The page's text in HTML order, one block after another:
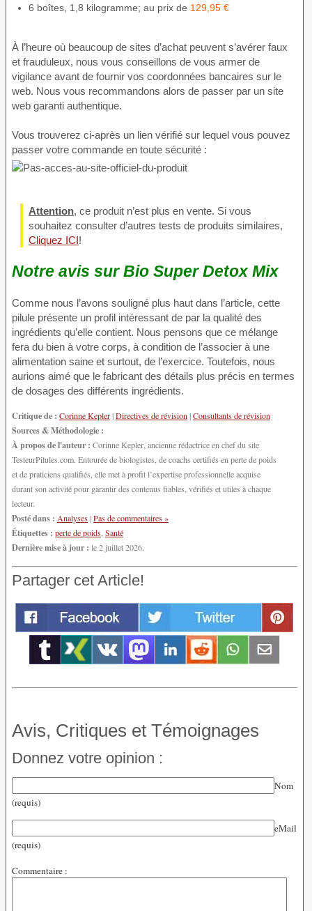
6 boîtes, 1,8 kilogramme; au prix de 129,95 €
À l’heure où beaucoup de sites d’achat peuvent s’avérer faux
et frauduleux, nous vous conseillons de vous armer de
vigilance avant de fournir vos coordonnées bancaires sur le
web. Nous vous recommandons alors de passer par un site
web garanti authentique.
Vous trouverez ci-après un lien vérifié sur lequel vous pouvez
passer votre commande en toute sécurité :
Attention, ce produit n’est plus en vente. Si vous
souhaitez consulter d’autres tests de produits similaires,
Cliquez ICI!
Notre avis sur Bio Super Detox Mix
Comme nous l’avons souligné plus haut dans l’article, cette
pilule présente un profil intéressant de par la qualité des
ingrédients qu’elle contient. Nous pensons que ce mélange
fera du bien à votre corps, à condition de l’associer à une
alimentation saine et surtout, de l’exercice. Toutefois, nous
aurions aimé que le fabricant des détails plus précis en termes
de dosages des différents ingrédients.
Critique de : Corinne Kepler|Directives de révision|Consultants de révision
Sources & Méthodologie :
À propos de l'auteur : Corinne Kepler, ancienne rédactrice en chef du site
TesteurPilules.com. Entourée de biologistes, de coachs certifiés en perte de poids
et de praticiens qualifiés, elle met à profit l’expertise professionnelle acquise
durant son activité pour garantir des contenus fiables, vérifiés et utiles à chaque
lecteur.
Posté dans : Analyses|Pas de commentaires »
Étiquettes : perte de poids Santé
Dernière mise à jour : le 2 juillet 2026.
Partager cet Article!
Avis, Critiques et Témoignages
Donnez votre opinion :
Nom
(requis)
eMail
(requis)
Commentaire :